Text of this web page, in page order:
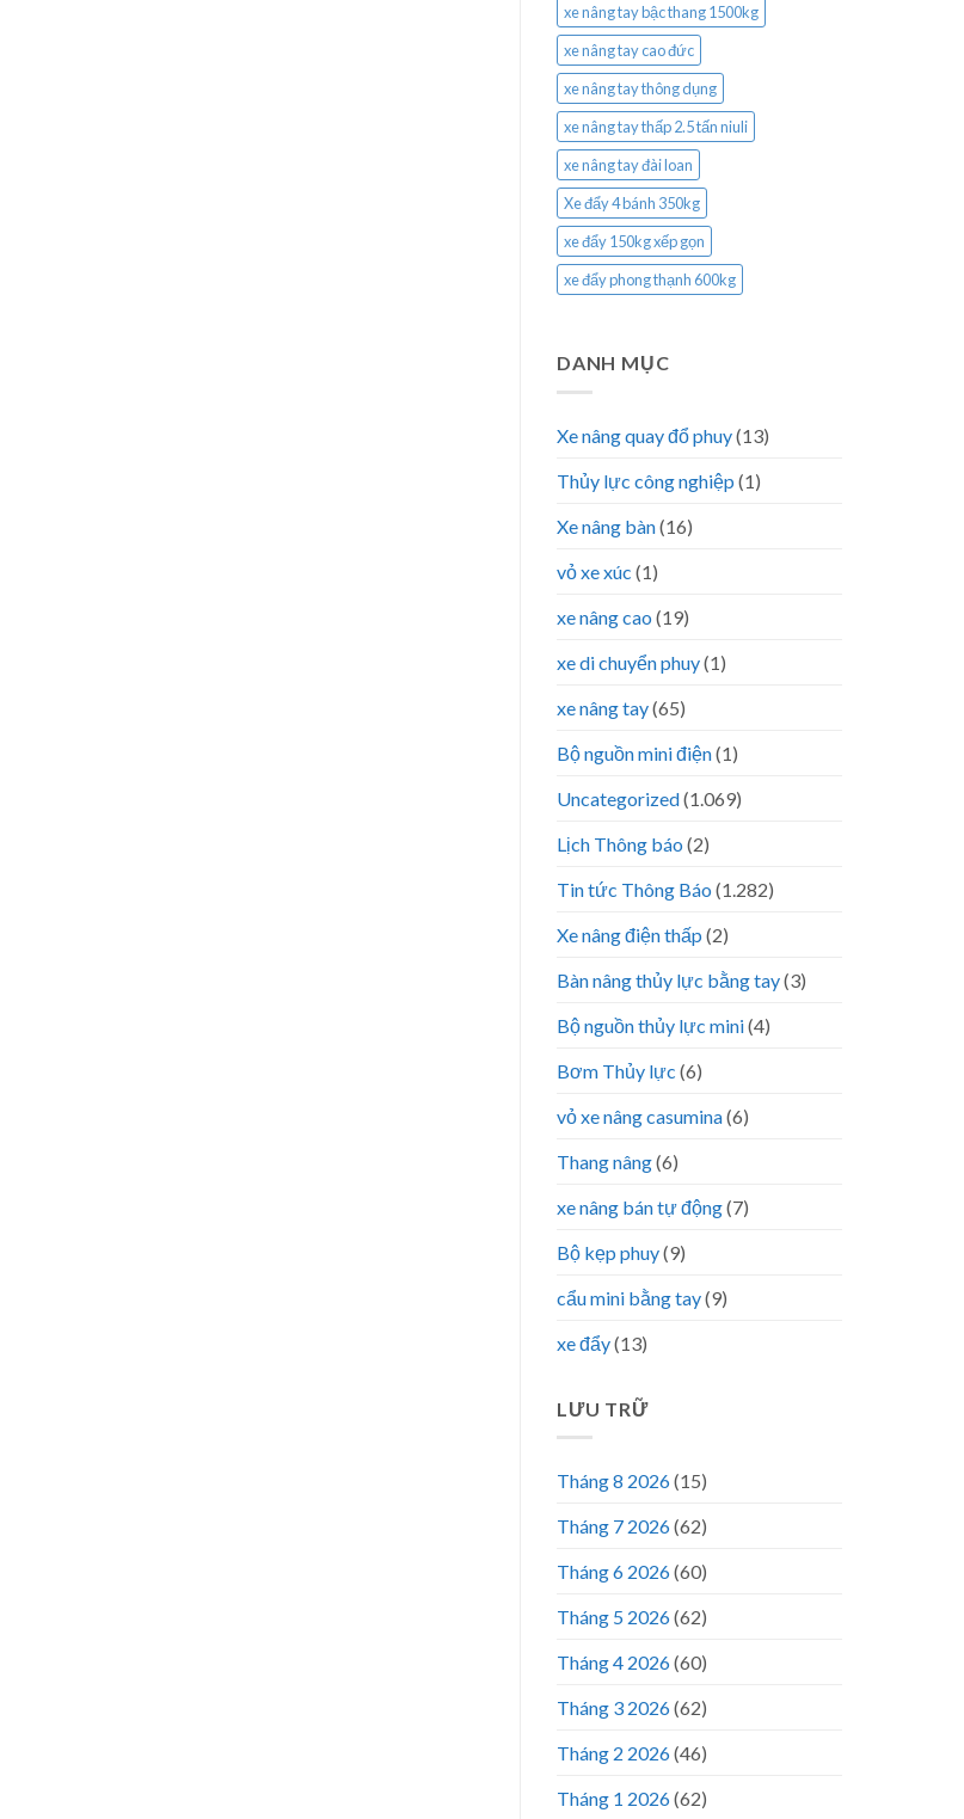
xe nâng tay bậc thang 1500kg
xe nâng tay cao đức
xe nâng tay thông dụng
xe nâng tay thấp 2.5 tấn niuli
xe nâng tay đài loan
Xe đẩy 4 bánh 350kg
xe đẩy 150kg xếp gọn
xe đẩy phong thạnh 600kg
DANH MỤC
Xe nâng quay đổ phuy(13)
Thủy lực công nghiệp (1)
Xe nâng bàn(16)
vỏ xe xúc (1)
xe nâng cao (19)
xe di chuyển phuy(1)
xe nâng tay(65)
Bộ nguồn mini điện(1)
Uncategorized(1.069)
Lịch Thông báo (2)
Tin tức Thông Báo (1.282)
Xe nâng điện thấp (2)
Bàn nâng thủy lực bằng tay(3)
Bộ nguồn thủy lực mini(4)
Bơm Thủy lực (6)
vỏ xe nâng casumina(6)
Thang nâng(6)
xe nâng bán tự động(7)
Bộ kẹp phuy(9)
cẩu mini bằng tay(9)
xe đẩy(13)
LƯU TRỮ
Tháng 8 2026(15)
Tháng 7 2026(62)
Tháng 6 2026(60)
Tháng 5 2026(62)
Tháng 4 2026(60)
Tháng 3 2026(62)
Tháng 2 2026(46)
Tháng 1 2026(62)